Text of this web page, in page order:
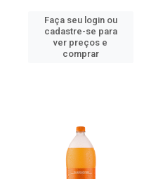
Faça seu login ou
cadastre-se para
ver preços e
comprar